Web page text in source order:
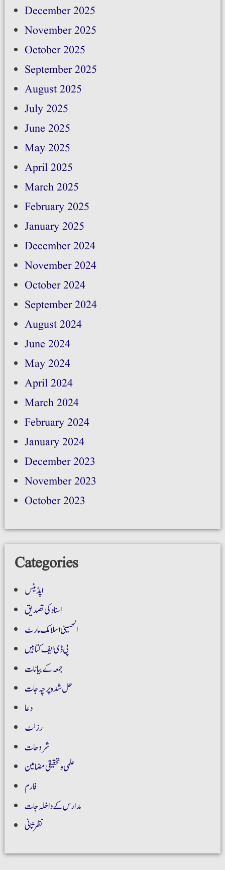
December 2025
November 2025
October 2025
September 2025
August 2025
July 2025
June 2025
May 2025
April 2025
March 2025
February 2025
January 2025
December 2024
November 2024
October 2024
September 2024
August 2024
June 2024
May 2024
April 2024
March 2024
February 2024
January 2024
December 2023
November 2023
October 2023
Categories
اپڈیٹس
اسناد کی تصدیق
الحسینی اسلامک مارٹ
پی ڈی ایف کتابیں
جمعہ کے بیانات
حل شدہ پرچہ جات
دعا
رزلٹ
شروحات
علمی و تحقیقی مضامین
فارم
مدارس کے داخلہ جات
نظر ثانی